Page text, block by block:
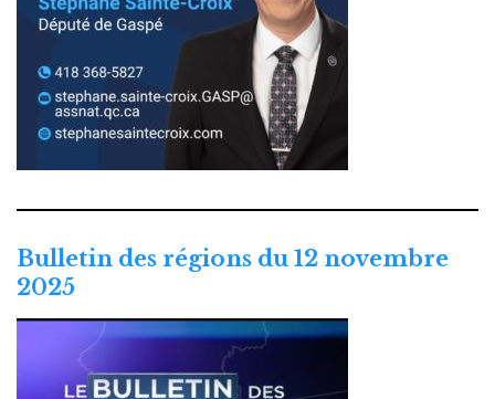
Bulletin des régions du 12 novembre
2025